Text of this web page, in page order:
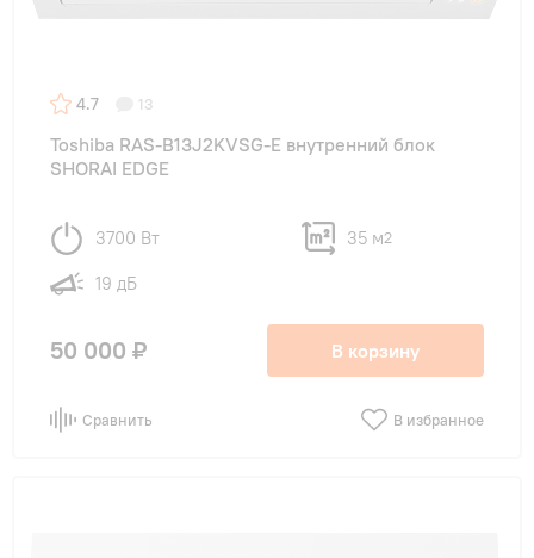
4.7 13
Toshiba RAS-B13J2KVSG-E внутренний блок
SHORAI EDGE
3700 Вт 35 м2
19 дБ
50 000 ₽ В корзину
Сравнить В избранное